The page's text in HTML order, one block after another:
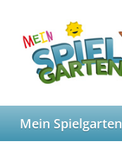
content
Mein Spielgarten